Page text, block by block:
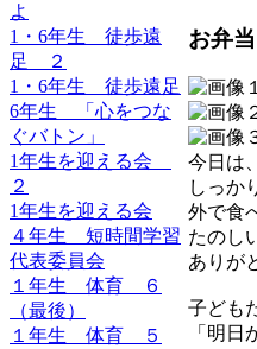
よ
1・6年生 徒歩遠
足 ２
1・6年生 徒歩遠足
6年生 「心をつな
ぐバトン」
1年生を迎える会
２
1年生を迎える会
４年生 短時間学習
代表委員会
１年生 体育 ６
（最後）
１年生 体育 ５
お弁
今日は
しっか
外で食
たのし
ありが
子ども
「明日